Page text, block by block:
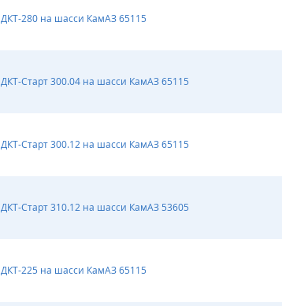
ДКТ-280 на шасси КамАЗ 65115
ДКТ-Старт 300.04 на шасси КамАЗ 65115
ДКТ-Старт 300.12 на шасси КамАЗ 65115
ДКТ-Старт 310.12 на шасси КамАЗ 53605
ДКТ-225 на шасси КамАЗ 65115